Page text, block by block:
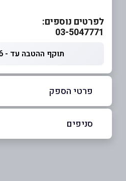
לפרטים נוספים:
03-5047771
תוקף ההטבה עד - 08.09.2026
פרטי הספק
סניפים